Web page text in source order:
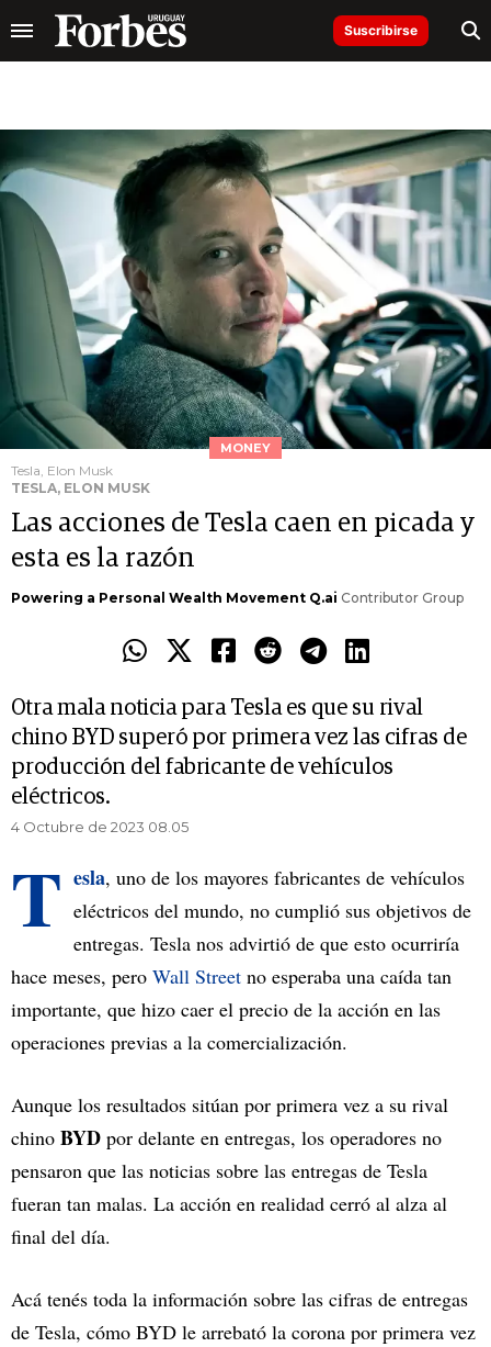
Suscribirse
MONEY
Tesla, Elon Musk
TESLA, ELON MUSK
Las acciones de Tesla caen en picada y
esta es la razón
Powering a Personal Wealth Movement Q.ai Contributor Group
Otra mala noticia para Tesla es que su rival
chino BYD superó por primera vez las cifras de
producción del fabricante de vehículos
eléctricos.
4 Octubre de 2023 08.05
T esla, uno de los mayores fabricantes de vehículos
eléctricos del mundo, no cumplió sus objetivos de
entregas. Tesla nos advirtió de que esto ocurriría
hace meses, pero Wall Street no esperaba una caída tan
importante, que hizo caer el precio de la acción en las
operaciones previas a la comercialización.
Aunque los resultados sitúan por primera vez a su rival
chino BYD por delante en entregas, los operadores no
pensaron que las noticias sobre las entregas de Tesla
fueran tan malas. La acción en realidad cerró al alza al
final del día.
Acá tenés toda la información sobre las cifras de entregas
de Tesla, cómo BYD le arrebató la corona por primera vez